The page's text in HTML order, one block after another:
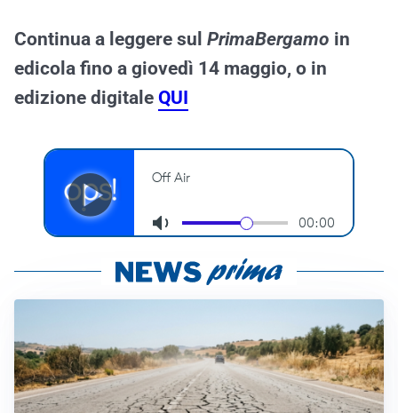
Continua a leggere sul PrimaBergamo in
edicola fino a giovedì 14 maggio, o in
edizione digitale QUI